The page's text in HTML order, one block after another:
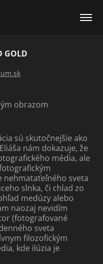
GOLD
obrazom
sú skutočnejšie ako
nám dokazuje, že
média, ale
sveta
slnka, či chlad zo
medúzy alebo
naozaj nevidím
(fotografované
sveta
filozofickým
kde ilúzia je